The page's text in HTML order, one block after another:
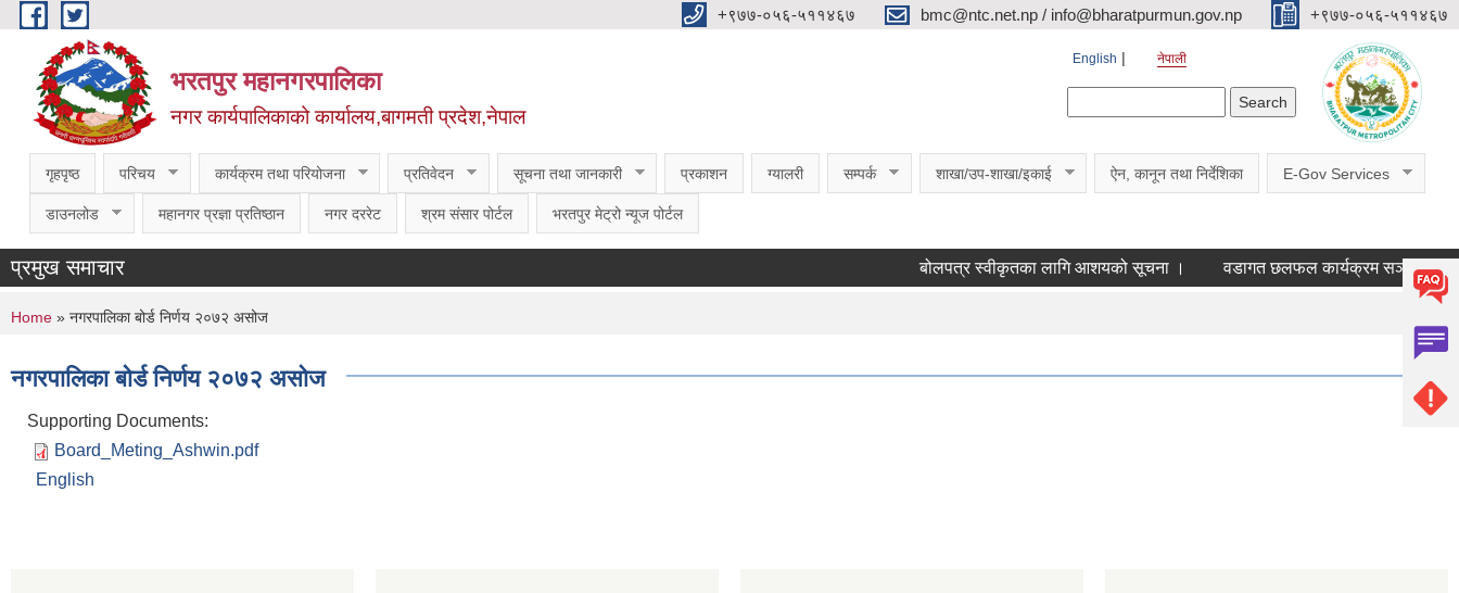
Skip to main content ‌‌+९७७-०५६-५११४६७ bmc@ntc.net.np / info@bharatpurmun.gov.np ‌‌+९७७-०५६-५११४६७
भरतपुर महानगरपालिका
नगर कार्यपालिकाको कार्यालय,बागमती प्रदेश,नेपाल
English नेपाली
गृहपृष्ठ परिचय कार्यक्रम तथा परियोजना प्रतिवेदन सूचना तथा जानकारी प्रकाशन ग्यालरी सम्पर्क शाखा/उप-शाखा/इकाई ऐन, कानून तथा निर्देशिका E-Gov Services
डाउनलोड महानगर प्रज्ञा प्रतिष्ठान नगर दररेट श्रम संसार पोर्टल भरतपुर मेट्रो न्यूज पोर्टल
प्रमुख समाचार बोलपत्र स्वीकृतका लागि आशयको सूचना । वडागत छलफल कार्यक्रम सञ्चालन
You are here
Home » नगरपालिका बोर्ड निर्णय २०७२ असोज
नगरपालिका बोर्ड निर्णय २०७२ असोज
Supporting Documents:
Board_Meting_Ashwin.pdf
English